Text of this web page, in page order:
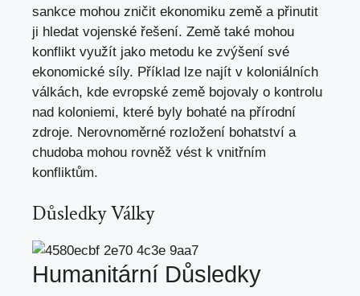
sankce mohou zničit ekonomiku země a přinutit
ji hledat vojenské řešení. Země také mohou
konflikt využít jako metodu ke zvýšení své
ekonomické síly. Příklad lze najít v koloniálních
válkách, kde evropské země bojovaly o kontrolu
nad koloniemi, které byly bohaté na přírodní
zdroje. Nerovnoměrné rozložení bohatství a
chudoba mohou rovněž vést k vnitřním
konfliktům.
Důsledky Války
Humanitární Důsledky